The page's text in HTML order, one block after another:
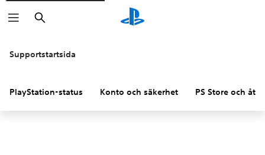
Sök
Supportstartsida
PlayStation-status Konto och säkerhet PS Store och